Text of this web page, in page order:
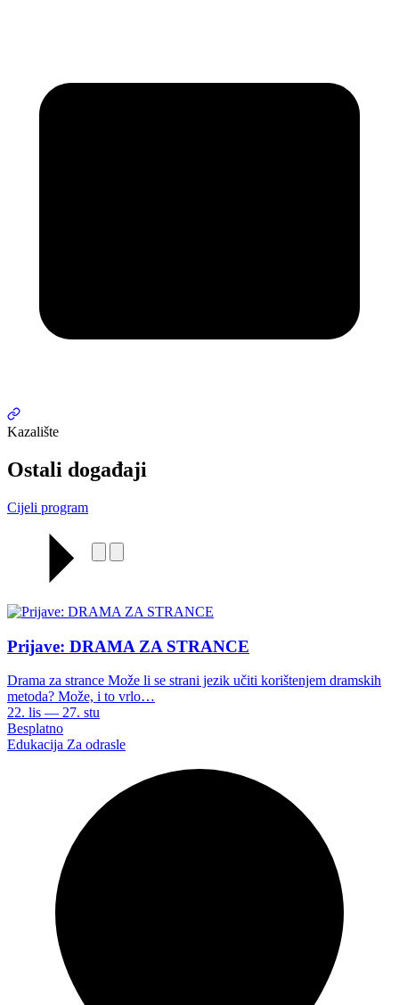
Kazalište
Ostali događaji
Cijeli program
Prijave: DRAMA ZA STRANCE
Drama za strance Može li se strani jezik učiti korištenjem dramskih
metoda? Može, i to vrlo…
22. lis — 27. stu
Besplatno
Edukacija Za odrasle